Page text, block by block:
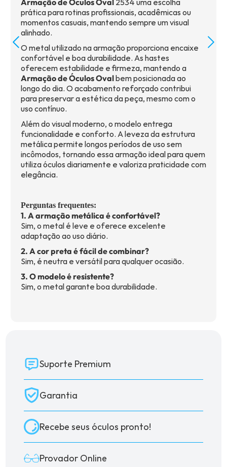
Armação de Óculos Oval 2534 uma escolha
prática para rotinas profissionais, acadêmicas ou
momentos casuais, mantendo sempre um visual
alinhado.
O metal utilizado na armação proporciona encaixe
confortável e boa durabilidade. As hastes
oferecem estabilidade e firmeza, mantendo a
Armação de Óculos Ovalbem posicionada ao
longo do dia. O acabamento reforçado contribui
para preservar a estética da peça, mesmo com o
uso contínuo.
Além do visual moderno, o modelo entrega
funcionalidade e conforto. A leveza da estrutura
metálica permite longos períodos de uso sem
incômodos, tornando essa armação ideal para quem
utiliza óculos diariamente e valoriza praticidade com
elegância.
Perguntas frequentes:
1. A armação metálica é confortável?
Sim, o metal é leve e oferece excelente
adaptação ao uso diário.
2. A cor preta é fácil de combinar?
Sim, é neutra e versátil para qualquer ocasião.
3. O modelo é resistente?
Sim, o metal garante boa durabilidade.
Suporte Premium
Garantia
Recebe seus óculos pronto!
Provador Online